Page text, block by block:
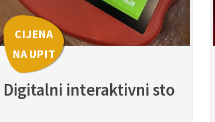
CIJENA
NA UPIT
Digitalni interaktivni sto